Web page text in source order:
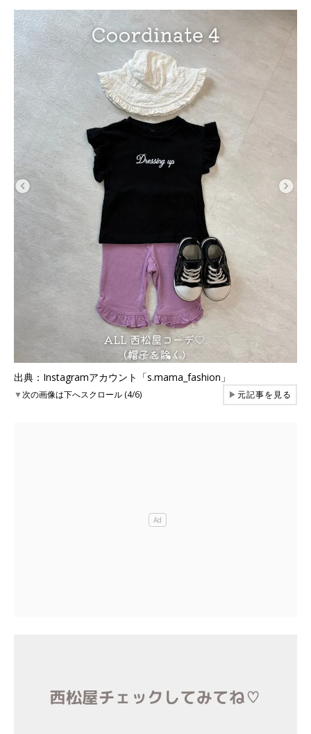
出典：Instagramアカウント「s.mama_fashion」
▼次の画像は下へスクロール (4/6) ▶元記事を見る